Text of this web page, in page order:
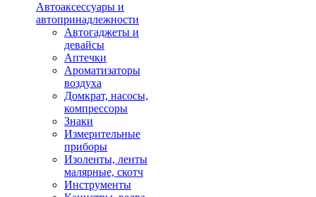
Автоаксессуары и
автопринадлежности
Автогаджеты и
девайсы
Аптечки
Ароматизаторы
воздуха
Домкрат, насосы,
компрессоры
Знаки
Измерительные
приборы
Изоленты, ленты
малярные, скотч
Инструменты